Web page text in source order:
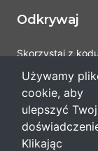
Odkrywaj
Skorzystaj z
Regulaminy
Używamy
cookie, aby
ulepszyć
Klikając